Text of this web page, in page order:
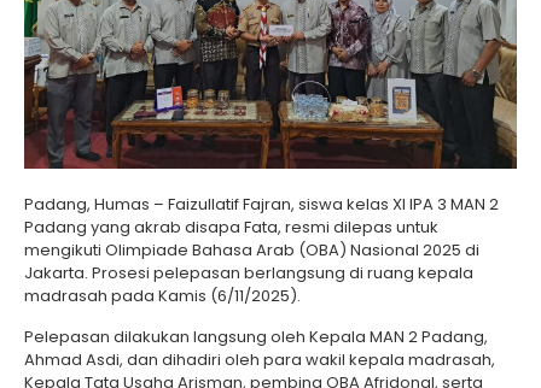
Padang, Humas – Faizullatif Fajran, siswa kelas XI IPA 3 MAN 2
Padang yang akrab disapa Fata, resmi dilepas untuk
mengikuti Olimpiade Bahasa Arab (OBA) Nasional 2025 di
Jakarta. Prosesi pelepasan berlangsung di ruang kepala
madrasah pada Kamis (6/11/2025).
Pelepasan dilakukan langsung oleh Kepala MAN 2 Padang,
Ahmad Asdi, dan dihadiri oleh para wakil kepala madrasah,
Kepala Tata Usaha Arisman, pembina OBA Afridonal, serta